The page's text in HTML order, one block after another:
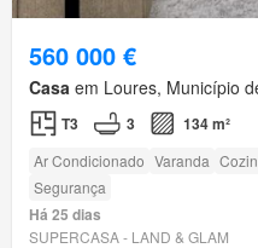
560 000 €
Casa em Loures, Município
T3 3 134 m²
Ar Condicionado Varanda
Segurança
Há 25 dias
SUPERCASA - LAND & GLAM